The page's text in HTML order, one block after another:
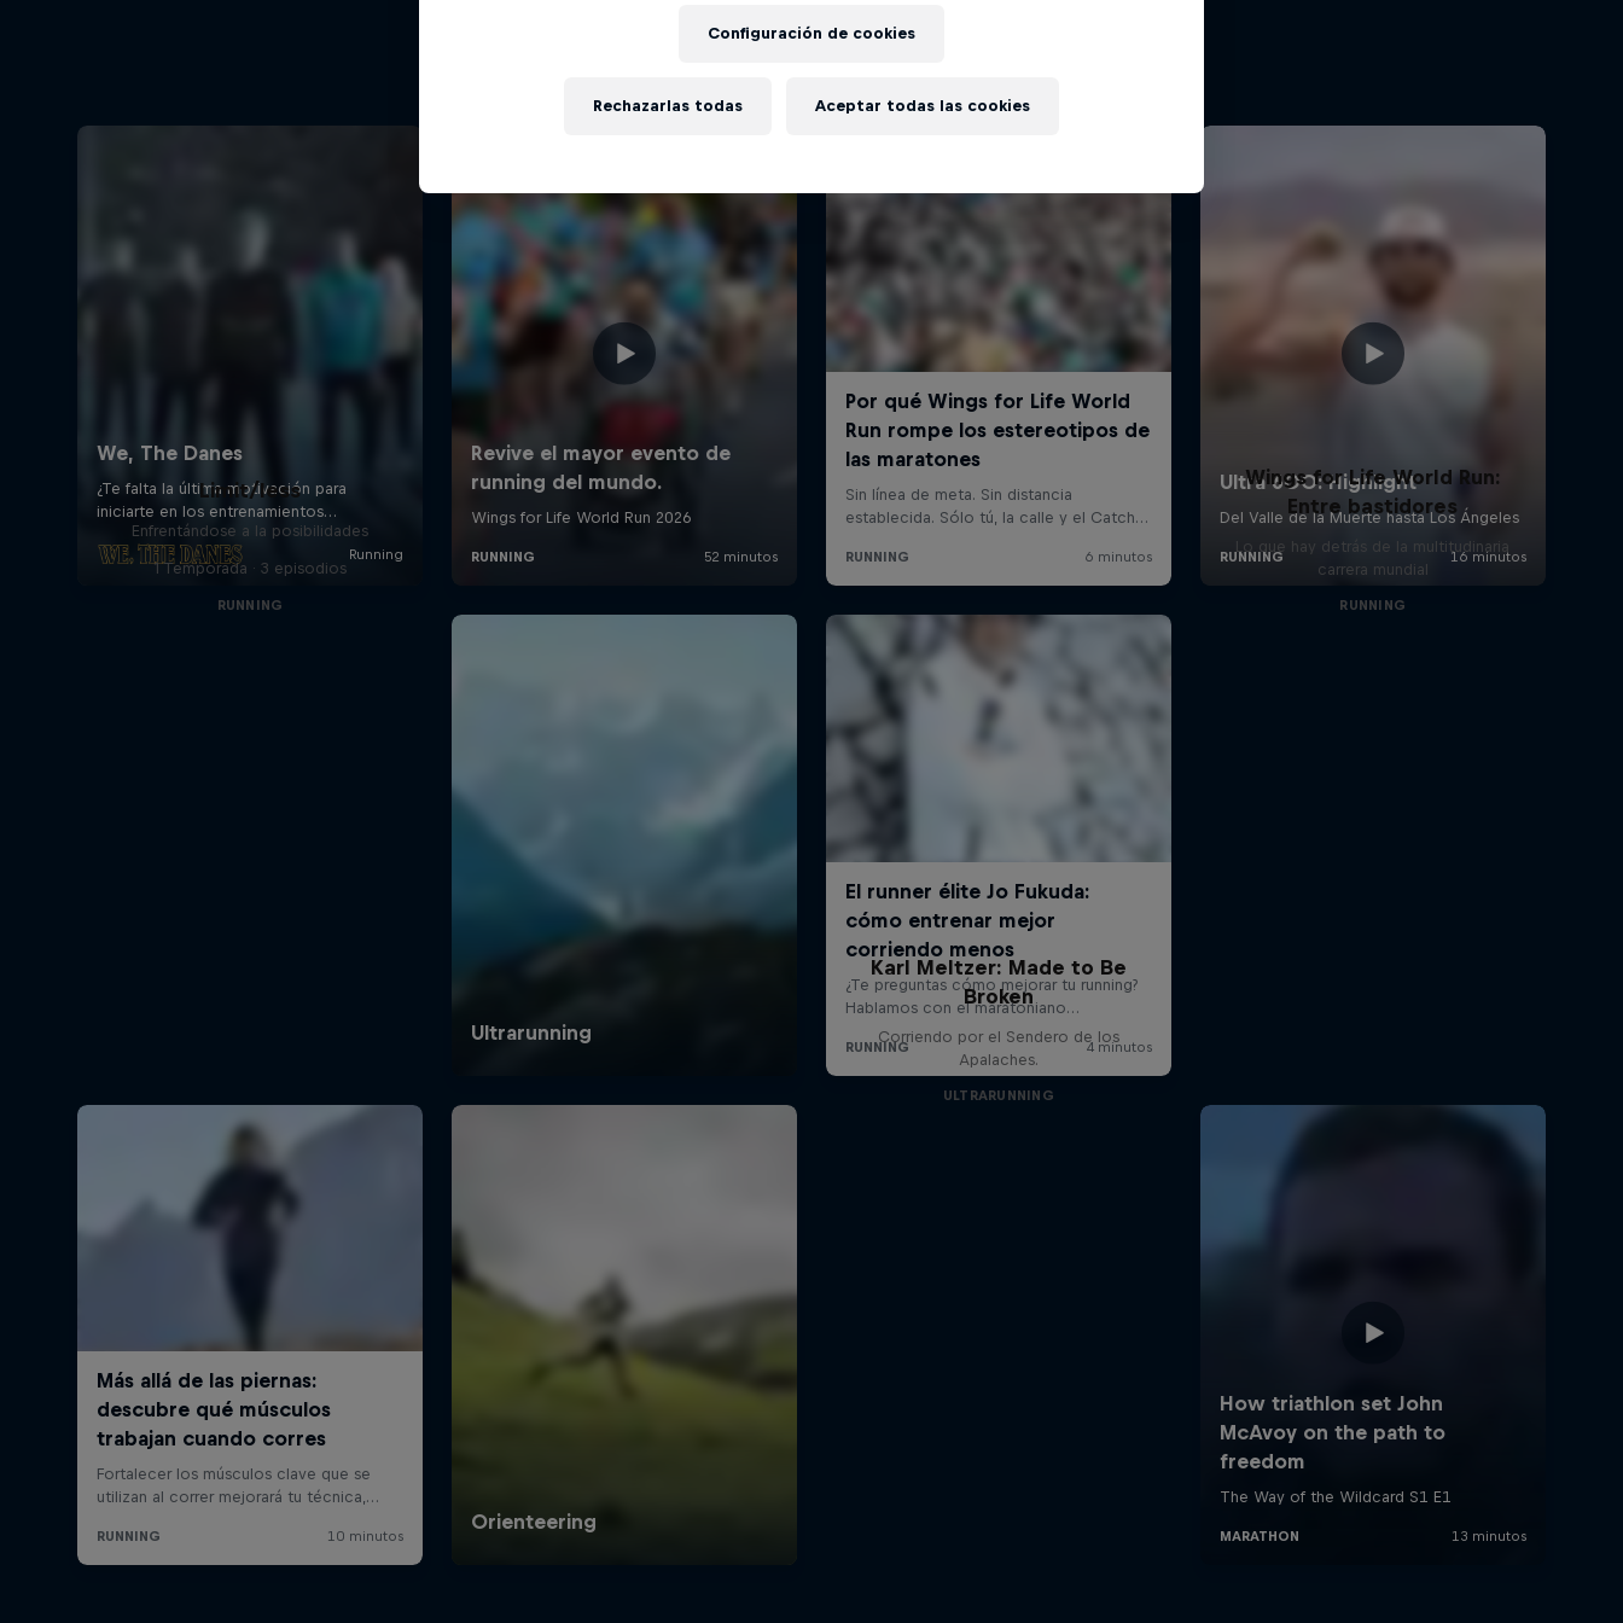
Más contenidos similares
Limit/less
Enfrentándose a la posibilidades
1 Temporada · 3 episodios
RUNNING
Wings for Life World Run:
Entre bastidores
Lo que hay detrás de la multitudinaria
carrera mundial
RUNNING
Karl Meltzer: Made to Be
Broken
Corriendo por el Sendero de los
Apalaches.
ULTRARUNNING
Configuración de cookies
Rechazarlas todas Aceptar todas las cookies